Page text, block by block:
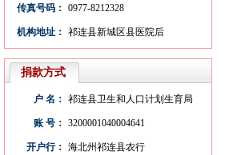
传真号码： 0977-8212328
机构地址： 祁连县新城区县医院后
捐款方式
户 名： 祁连县卫生和人口计划生育局
账 号： 3200001040004641
开户行： 海北州祁连县农行